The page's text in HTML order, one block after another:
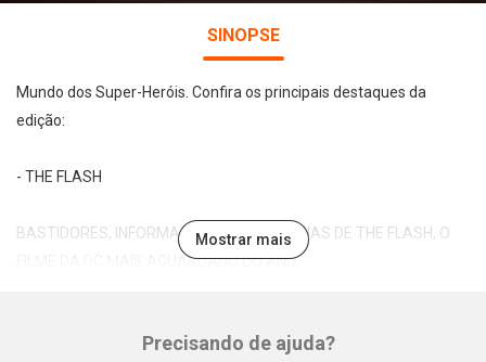
SINOPSE
Mundo dos Super-Heróis. Confira os principais destaques da
edição:
- THE FLASH
BASTIDORES, INFORMAÇÕES E REFERÊNCIAS DE THE FLASH, O
FILME DA DC MAIS AGUARDADO DO ANO
Mostrar mais
Precisando de ajuda?
Facebook Twitter